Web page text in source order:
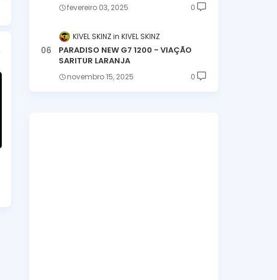
fevereiro 03, 2025 0
KIVEL SKINZ KIVEL SKINZ
PARADISO NEW G7 1200 - VIAÇÃO
SARITUR LARANJA
novembro 15, 2025 0